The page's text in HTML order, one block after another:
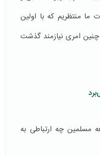
ما منتظریم که با اولین
امری نیازمند گذشت
چه ارتباطی به